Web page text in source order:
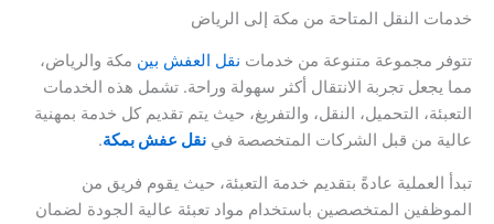
خدمات النقل المتاحة من مكة إلى الرياض
تتوفر مجموعة متنوعة من خدمات نقل العفش بين مكة والرياض،
مما يجعل تجربة الانتقال أكثر سهولة وراحة. تشمل هذه الخدمات
التعبئة، التحميل، النقل، والتفريغ، حيث يتم تقديم كل خدمة بمهنية
عالية من قبل الشركات المتخصصة في نقل عفش بمكة.
تبدأ العملية عادةً بتقديم خدمة التعبئة، حيث يقوم فريق من
الموظفين المتخصصين باستخدام مواد تعبئة عالية الجودة لضمان